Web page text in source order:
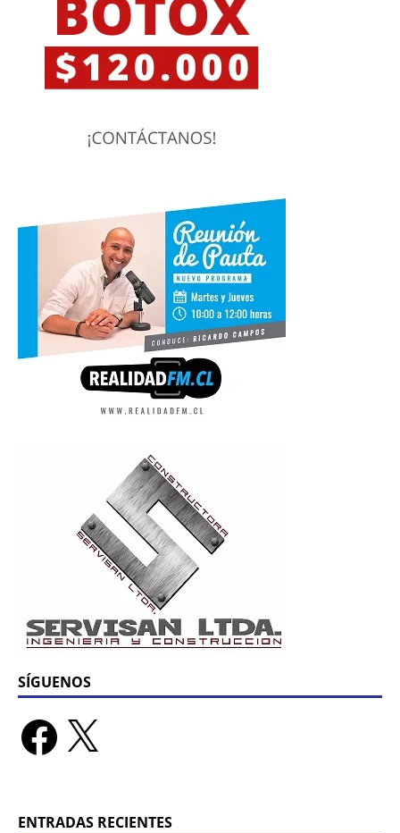
SÍGUENOS
ENTRADAS RECIENTES